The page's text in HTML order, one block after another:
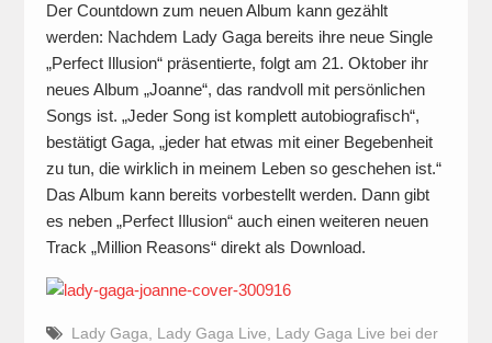
Der Countdown zum neuen Album kann gezählt
werden: Nachdem Lady Gaga bereits ihre neue Single
„Perfect Illusion“ präsentierte, folgt am 21. Oktober ihr
neues Album „Joanne“, das randvoll mit persönlichen
Songs ist. „Jeder Song ist komplett autobiografisch“,
bestätigt Gaga, „jeder hat etwas mit einer Begebenheit
zu tun, die wirklich in meinem Leben so geschehen ist.“
Das Album kann bereits vorbestellt werden. Dann gibt
es neben „Perfect Illusion“ auch einen weiteren neuen
Track „Million Reasons“ direkt als Download.
Lady Gaga Lady Gaga Live
Lady Gaga Live bei der